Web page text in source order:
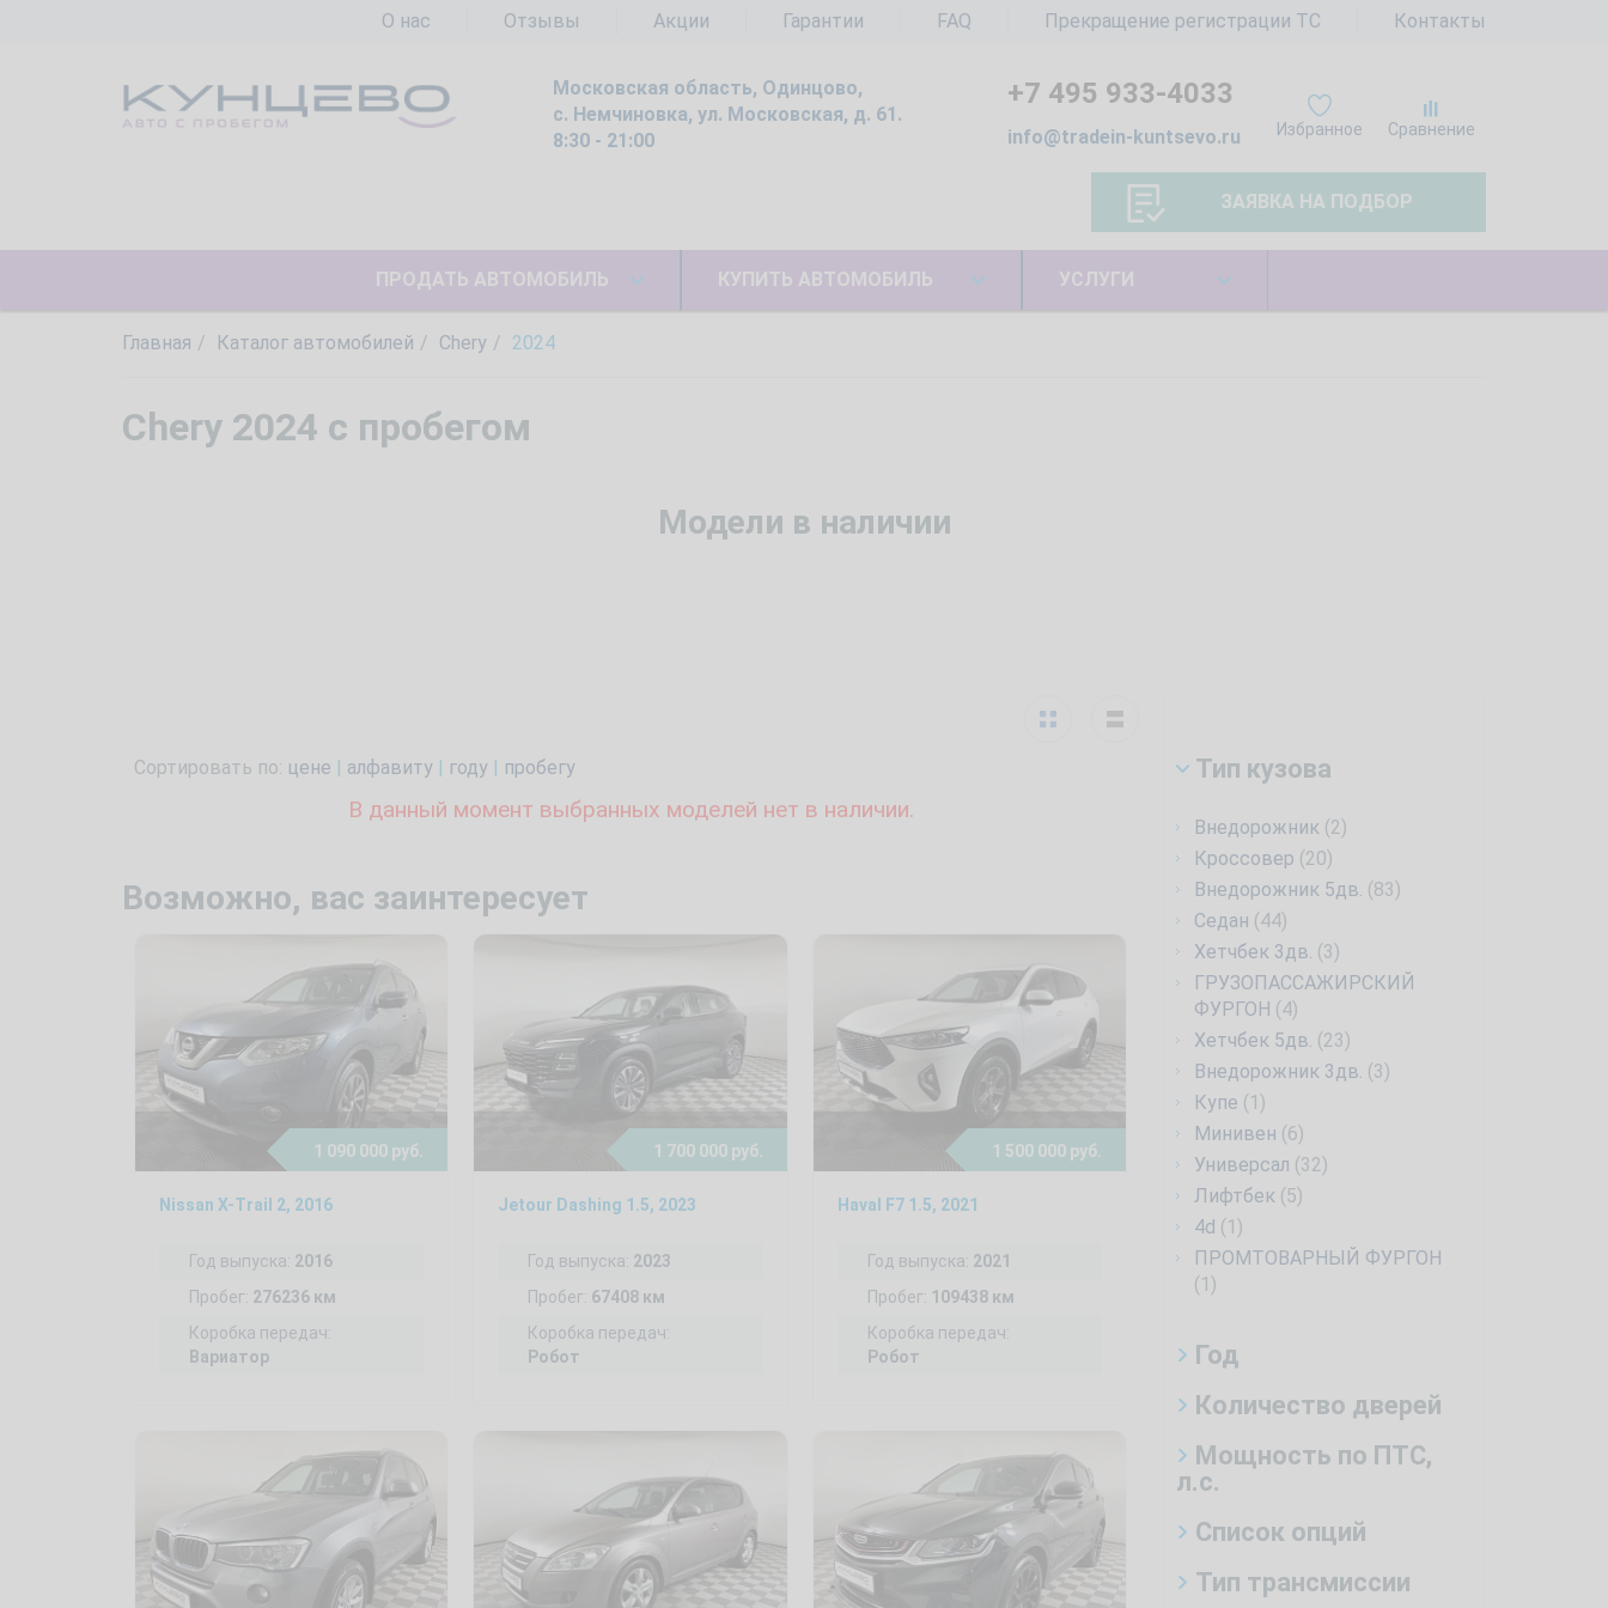
О нас Отзывы Акции Гарантии FAQ Прекращение регистрации ТС Контакты
Московская область, Одинцово,
с. Немчиновка, ул. Московская, д. 61.
8:30 - 21:00
Избранное Сравнение
+7 495 933-4033
info@tradein-kuntsevo.ru
ЗАЯВКА НА ПОДБОР
ПРОДАТЬ АВТОМОБИЛЬ КУПИТЬ АВТОМОБИЛЬ УСЛУГИ
Главная Каталог автомобилей Chery 2024
Chery 2024 с пробегом
Модели в наличии
Тип кузова
Внедорожник (2)
Кроссовер (20)
Внедорожник 5дв. (83)
Седан (44)
Хетчбек 3дв. (3)
ГРУЗОПАССАЖИРСКИЙ
ФУРГОН (4)
Хетчбек 5дв. (23)
Внедорожник 3дв. (3)
Купе (1)
Минивен (6)
Универсал (32)
Лифтбек (5)
4d (1)
ПРОМТОВАРНЫЙ ФУРГОН
(1)
Год
Количество дверей
Мощность по ПТС,
л.с.
Список опций
Тип трансмиссии
Сортировать по: цене | алфавиту | году | пробегу
В данный момент выбранных моделей нет в наличии.
Возможно, вас заинтересует
1 090 000 руб.
Nissan X-Trail 2, 2016
Год выпуска: 2016
Пробег: 276236 км
Коробка передач:
Вариатор
1 700 000 руб.
Jetour Dashing 1.5, 2023
Год выпуска: 2023
Пробег: 67408 км
Коробка передач:
Робот
1 500 000 руб.
Haval F7 1.5, 2021
Год выпуска: 2021
Пробег: 109438 км
Коробка передач:
Робот